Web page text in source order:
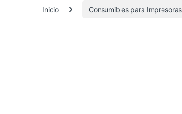
Inicio Consumibles para Impresoras